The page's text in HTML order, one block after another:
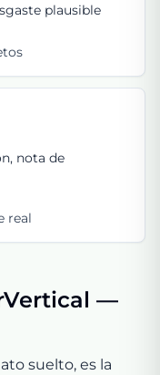
plausible
nota de
real
—
suelto, es la